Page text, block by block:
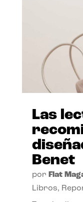
Las
Benet
por Flat
Libros,